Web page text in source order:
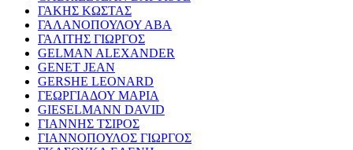
ΓΑΚΗΣ ΚΩΣΤΑΣ
ΓΑΛΑΝΟΠΟΥΛΟΥ ΑΒΑ
ΓΑΛΙΤΗΣ ΓΙΩΡΓΟΣ
GELMAN ALEXANDER
GENET JEAN
GERSHE LEONARD
ΓΕΩΡΓΙΑΔΟΥ ΜΑΡΙΑ
GIESELMANN DAVID
ΓΙΑΝΝΗΣ ΤΣΙΡΟΣ
ΓΙΑΝΝΟΠΟΥΛΟΣ ΓΙΩΡΓΟΣ